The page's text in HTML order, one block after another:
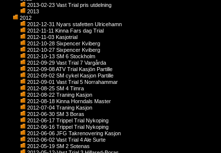
2013-02-23 Vast Trial pris utdelning
2013
2012
2012-12-31 Nyars stafetten Ulricehamn
2012-11-11 Kinna Fars dag Trial
2012-11-03 Kasjotrial
2012-10-28 Sixpencer Kviberg
2012-10-27 Sixpencer Kviberg
2012-10-13 SM 6 Stockholm
2012-09-29 Vast Trial 7 Vargårda
2012-09-08 ATV Trial Kasjön Partille
2012-09-02 SM cykel Kasjon Partille
2012-09-01 Vast Trial 5 Norrahammar
2012-08-25 SM 4 Timra
2012-08-22 Traning Kasjon
2012-08-18 Kinna Horndals Master
2012-07-04 Traning Kasjon
2012-06-30 SM 3 Boras
2012-06-17 Trippel Trial Nykoping
2012-06-16 Trippel Trial Nykoping
2012-06-06 JFG Takrenovering Kasjon
2012-06-02 Vast Trial 4 Ale Surte
2012-05-19 SM 2 Sotenas